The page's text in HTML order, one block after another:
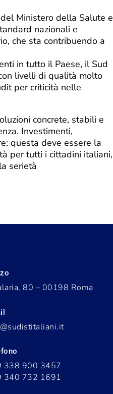
Ministero della Salute e
nazionali e
che sta contribuendo a
in tutto il Paese, il Sud
livelli di qualità molto
per criticità nelle
concrete, stabili e
Investimenti,
questa deve essere la
per tutti i cittadini italiani,
serietà
80 – 00198 Roma
338 900 3457
340 732 1691